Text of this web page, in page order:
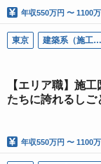
年収550万円 〜 1100万
東京 建築系（施工管理）
【エリア職】施
たちに誇れるしご
年収550万円 〜 1100万